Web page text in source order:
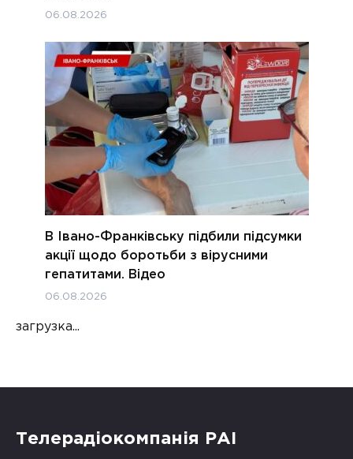
06.08.2026
В Івано-Франківську підбили підсумки
акції щодо боротьби з вірусними
гепатитами. Відео
06.08.2026
загрузка...
Телерадіокомпанія РАІ